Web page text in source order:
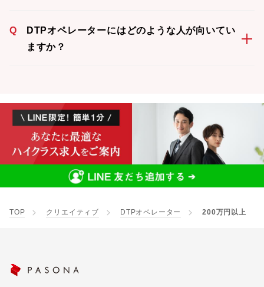
Q
DTPオペレーターにはどのような人が向いてい
ますか？
TOP クリエイティブ DTPオペレーター 200万円以上